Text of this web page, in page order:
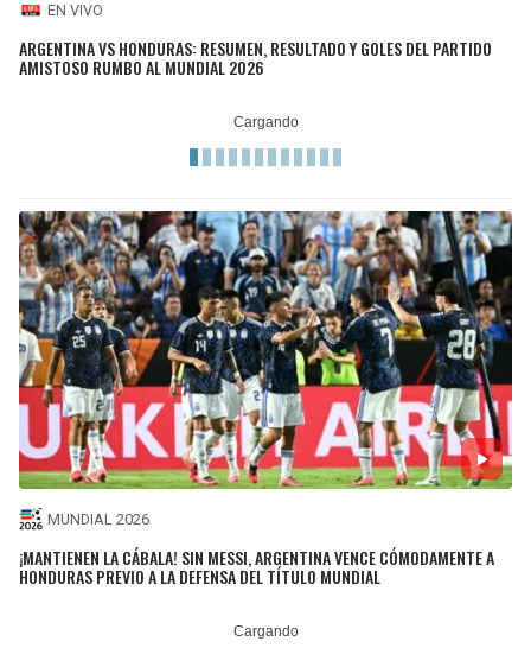
EN VIVO
ARGENTINA VS HONDURAS: RESUMEN, RESULTADO Y GOLES DEL PARTIDO
AMISTOSO RUMBO AL MUNDIAL 2026
MUNDIAL 2026
¡MANTIENEN LA CÁBALA! SIN MESSI, ARGENTINA VENCE CÓMODAMENTE A
HONDURAS PREVIO A LA DEFENSA DEL TÍTULO MUNDIAL